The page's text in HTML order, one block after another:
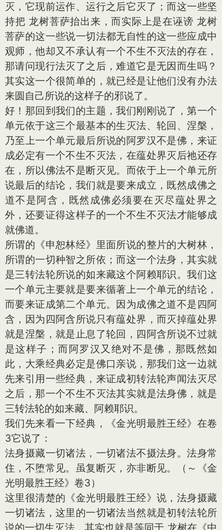
灭，它现前运作、运行之后它灭了；而这一些坚
持把 龙树菩萨抬出来，而实际上是在诬谤 龙树
菩萨的这一些说一切法都无自性的这一些应成中
观师，他却又不承认有一个不生不灭法的存在，
那请问现行法灭了之后，难道它是无因而生吗？
其实这一个很简单的，就已经是让他们没有办法
来圆自己所说的这样子的邪说了。
好！那回到我们的主题，我们刚刚说了，第一个
单元依于这三个最基本的生灭法、轮回、涅槃，
乃至上一个单元最后所说的阿罗汉不是佛，来证
成必定有一个不生不灭法，在蕴处界灭后祂还存
在，所以佛法不是断灭见。而依于上一个单元所
说最后的结论，我们就是要来成立，既然成佛之
道不是阿含，既然成佛必须要在灭尽蕴处界之
外，还要证得这样子的一个不生不灭法才能够成
就佛道。
所谓的《申恕林经》里面所说的整片的大树林，
所谓的一切种智之所依；而这一个法身，其实就
是三转法轮所说的如来藏这个阿赖耶识。我们这
一个单元主要就是要来循著上一个单元的结论，
而要来证成第二个单元。因为成佛之道不是四阿
含，因为四阿含所说只有蕴处界，而灭掉蕴处界
就是涅槃，就是止息了轮回，四阿含所说不过就
是这样子；而阿罗汉又绝对不是佛，那既然如
此，大乘经典必定是佛口亲说，那我们这一边就
先来引用一些经典，来证成初转法轮声闻法灭尽
之后，那一个不生不灭法其实就是法身佛，就是
三转法轮的如来藏、阿赖耶识。
我们先来看一下经典，《金光明最胜王经》在卷
3它说了：
法身摄藏一切诸法，一切诸法不摄法身。法身常
住，不堕常见。虽复断灭，亦非断见。（～《金
光明最胜王经》卷3）
这里很清楚的《金光明最胜王经》说，法身摄藏
一切诸法，这里的一切诸法当然就是初转法轮所
说的一切生灭法，其实也就是等同于 龙树在《中